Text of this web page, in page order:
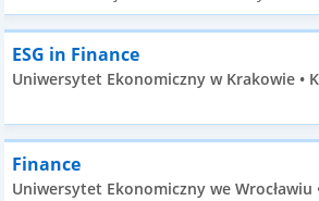
ESG in Finance
Uniwersytet Ekonomiczny w Krakowie •
Finance
Uniwersytet Ekonomiczny we Wrocławiu